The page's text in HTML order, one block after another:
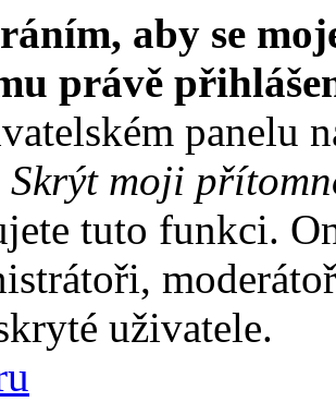
aby se
právě
panelu
Skrýt moji
tuto funkci.
uživatele.